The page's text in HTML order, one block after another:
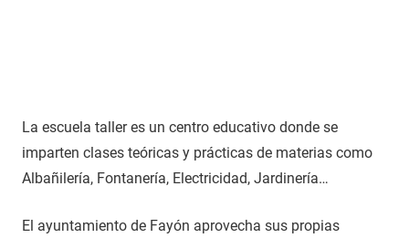
La escuela taller es un centro educativo donde se
imparten clases teóricas y prácticas de materias como
Albañilería, Fontanería, Electricidad, Jardinería…
El ayuntamiento de Fayón aprovecha sus propias